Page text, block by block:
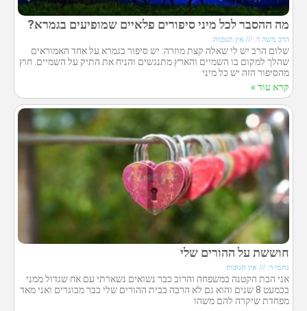
מה ההסבר לכל מיני סיפורים פלאיים שמופיעים בגמרא?
הרב משה ר. אין תגובות
שלום הרב יש לי שאלה קצת מוזרה: יש סיפור בגמרא על אחד האמוראים
שהלך למקום בו השמיים והארץ מתנגשים והניח את התיק על השמיים. חוץ
מהסיפור הזה יש כל מיני
קרא עוד »
חוששת על ההורים שלי
נחמי ר. אין תגובות
אני הבת הקטנה במשפחה והרוב כבר נשואים נשארתי עם אח שגדול ממני
בכמעט 8 שנים והוא גם לא הרבה בבית ההורים שלי כבר מבוגרים ואני מאד
מפחדת שיקרה להם משהו